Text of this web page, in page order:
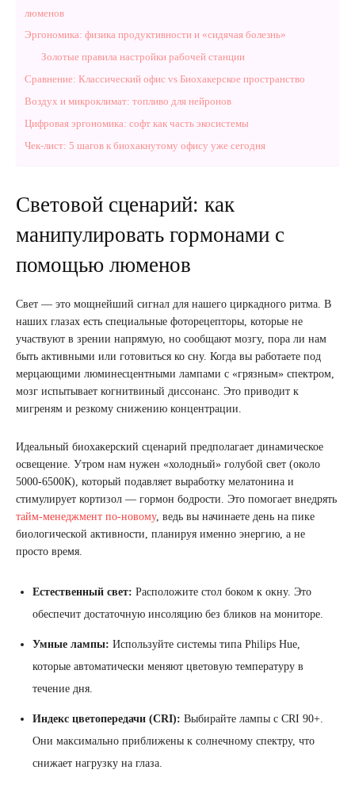
люменов
Эргономика: физика продуктивности и «сидячая болезнь»
Золотые правила настройки рабочей станции
Сравнение: Классический офис vs Биохакерское пространство
Воздух и микроклимат: топливо для нейронов
Цифровая эргономика: софт как часть экосистемы
Чек-лист: 5 шагов к биохакнутому офису уже сегодня
Световой сценарий: как
манипулировать гормонами с
помощью люменов
Свет — это мощнейший сигнал для нашего циркадного ритма. В
наших глазах есть специальные фоторецепторы, которые не
участвуют в зрении напрямую, но сообщают мозгу, пора ли нам
быть активными или готовиться ко сну. Когда вы работаете под
мерцающими люминесцентными лампами с «грязным» спектром,
мозг испытывает когнитвиный диссонанс. Это приводит к
мигреням и резкому снижению концентрации.
Идеальный биохакерский сценарий предполагает динамическое
освещение. Утром нам нужен «холодный» голубой свет (около
5000-6500К), который подавляет выработку мелатонина и
стимулирует кортизол — гормон бодрости. Это помогает внедрять
тайм-менеджмент по-новому, ведь вы начинаете день на пике
биологической активности, планируя именно энергию, а не
просто время.
Естественный свет: Расположите стол боком к окну. Это
обеспечит достаточную инсоляцию без бликов на мониторе.
Умные лампы: Используйте системы типа Philips Hue,
которые автоматически меняют цветовую температуру в
течение дня.
Индекс цветопередачи (CRI): Выбирайте лампы с CRI 90+.
Они максимально приближены к солнечному спектру, что
снижает нагрузку на глаза.